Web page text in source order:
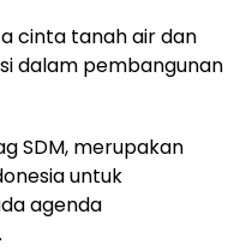
cinta tanah air dan
dalam pembangunan
SDM, merupakan
untuk
agenda